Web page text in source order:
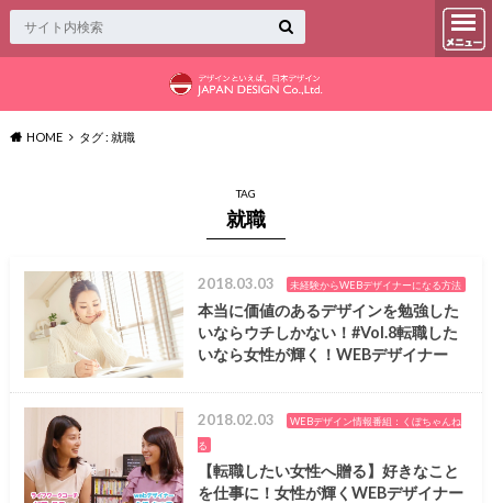
HOME タグ : 就職
TAG
就職
2018.03.03 未経験からWEBデザイナーになる方法
本当に価値のあるデザインを勉強した
いならウチしかない！#Vol.8転職した
いなら女性が輝く！WEBデザイナー
2018.02.03
WEBデザイン情報番組：くぼちゃんね
る
【転職したい女性へ贈る】好きなこと
を仕事に！女性が輝くWEBデザイナー